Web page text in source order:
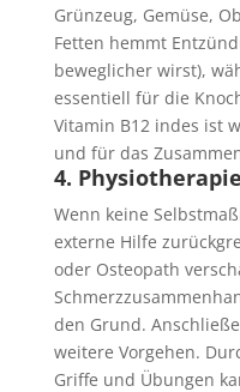
Grünzeug, Gemüse,
Fetten hemmt
beweglicher wirst),
essentiell für die
Vitamin B12 indes ist
und für das
4.
Wenn keine
externe Hilfe
oder Osteopath
den Grund.
weitere Vorgehen.
Griffe und Übungen